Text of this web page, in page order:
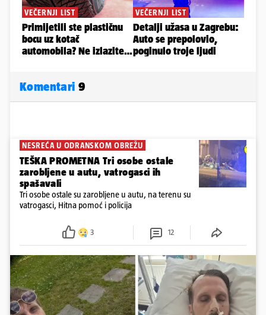
Komentari 9
NESREĆA U ODRANSKOM OBREŽU
TEŠKA PROMETNA Tri osobe ostale
zarobljene u autu, vatrogasci ih
spašavali
Tri osobe ostale su zarobljene u autu, na terenu su
vatrogasci, Hitna pomoć i policija
3 12